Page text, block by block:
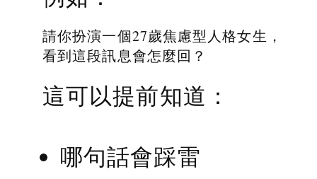
請你扮演一個27歲焦慮型人格女生，
看到這段訊息會怎麼回？
這可以提前知道：
哪句話會踩雷